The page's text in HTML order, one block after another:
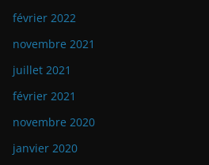
février 2022
novembre 2021
juillet 2021
février 2021
novembre 2020
janvier 2020